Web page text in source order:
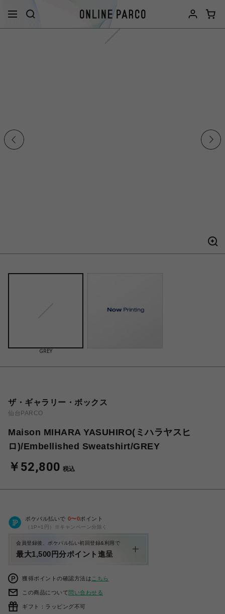
GREY
ザ・ギャラリー・ボックス
仙台PARCO
Maison MIHARA YASUHIRO(ミハラヤスヒ
ロ)/Embellished Sweatshirt/GREY
￥52,800 税込
ポケパル払いで 0〜0ポイント
（1P=1円）※キャンペーン分除く
会員登録後、ポケパル払い初回登録&利用で
最大1,500円分ポイント進呈
獲得ポイントの確認方法は こちら
この商品について問い合わせる
ギフト：ラッピング不可